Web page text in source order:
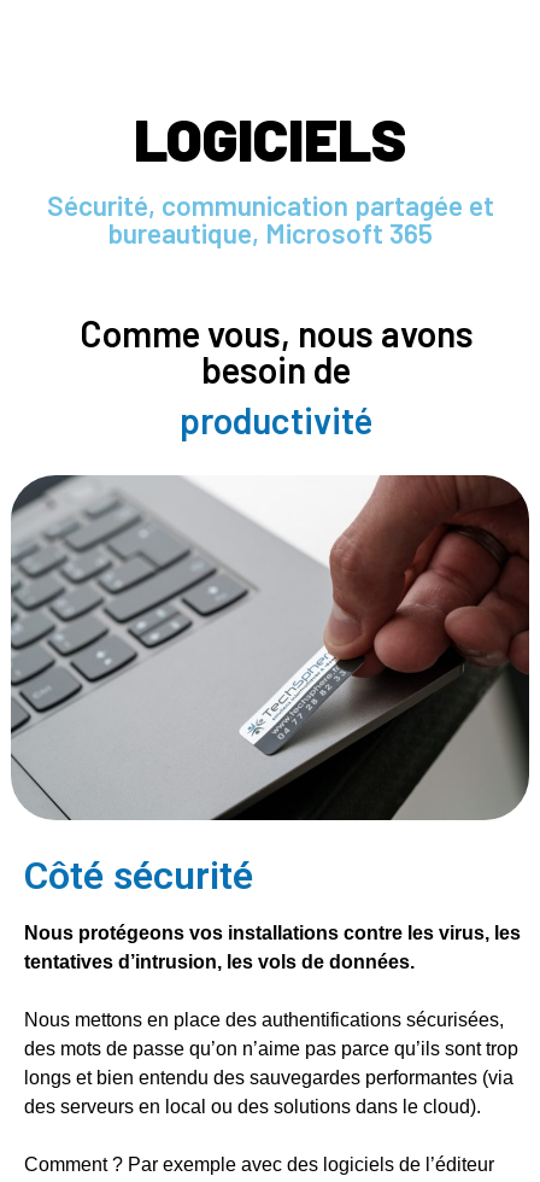
LOGICIELS
Sécurité, communication partagée et
bureautique, Microsoft 365
Comme vous, nous avons
besoin de
productivité
Côté sécurité
Nous protégeons vos installations contre les virus, les
tentatives d’intrusion, les vols de données.
Nous mettons en place des authentifications sécurisées,
des mots de passe qu’on n’aime pas parce qu’ils sont trop
longs et bien entendu des sauvegardes performantes (via
des serveurs en local ou des solutions dans le cloud).